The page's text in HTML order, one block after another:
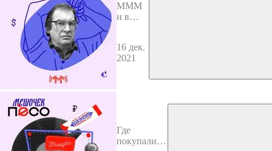
МММ
и в
16 дек.
2021
Где
покупали